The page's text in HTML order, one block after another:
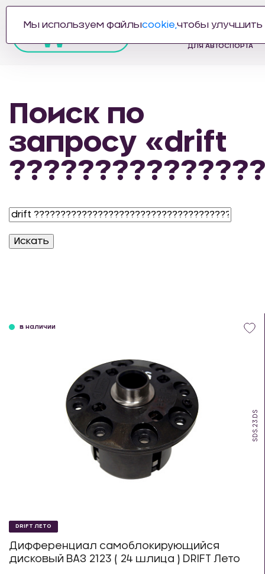
ПРОИЗВОДИТЕЛЬ
ДЛЯ АВТОСПОРТА
Поиск по
запросу «drift
SDS.23.DS
в наличии
DRIFT ЛЕТО
Дифференциал самоблокирующийся
дисковый ВАЗ 2123 ( 24 шлица ) DRIFT Лето
Мы используем файлыcookie, чтобы улучшить